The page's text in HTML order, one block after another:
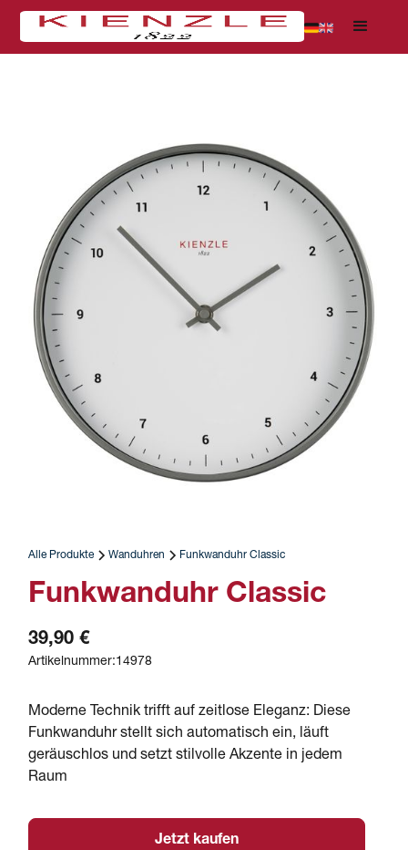
Alle Produkte Wanduhren Funkwanduhr Classic
Funkwanduhr Classic
39,90 €
Artikelnummer:14978
Moderne Technik trifft auf zeitlose Eleganz: Diese
Funkwanduhr stellt sich automatisch ein, läuft
geräuschlos und setzt stilvolle Akzente in jedem
Raum
Jetzt kaufen